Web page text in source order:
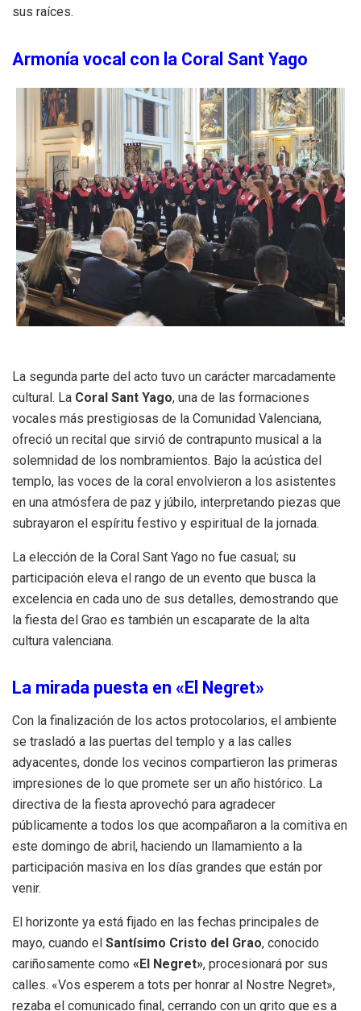
sus raíces.
Armonía vocal con la Coral Sant Yago
La segunda parte del acto tuvo un carácter marcadamente
cultural. La Coral Sant Yago, una de las formaciones
vocales más prestigiosas de la Comunidad Valenciana,
ofreció un recital que sirvió de contrapunto musical a la
solemnidad de los nombramientos. Bajo la acústica del
templo, las voces de la coral envolvieron a los asistentes
en una atmósfera de paz y júbilo, interpretando piezas que
subrayaron el espíritu festivo y espiritual de la jornada.
La elección de la Coral Sant Yago no fue casual; su
participación eleva el rango de un evento que busca la
excelencia en cada uno de sus detalles, demostrando que
la fiesta del Grao es también un escaparate de la alta
cultura valenciana.
La mirada puesta en «El Negret»
Con la finalización de los actos protocolarios, el ambiente
se trasladó a las puertas del templo y a las calles
adyacentes, donde los vecinos compartieron las primeras
impresiones de lo que promete ser un año histórico. La
directiva de la fiesta aprovechó para agradecer
públicamente a todos los que acompañaron a la comitiva en
este domingo de abril, haciendo un llamamiento a la
participación masiva en los días grandes que están por
venir.
El horizonte ya está fijado en las fechas principales de
mayo, cuando el Santísimo Cristo del Grao, conocido
cariñosamente como «El Negret», procesionará por sus
calles. «Vos esperem a tots per honrar al Nostre Negret»,
rezaba el comunicado final, cerrando con un grito que es a